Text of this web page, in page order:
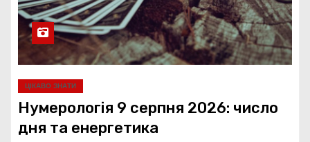
ЦІКАВО ЗНАТИ
Нумерологія 9 серпня 2026: число
дня та енергетика